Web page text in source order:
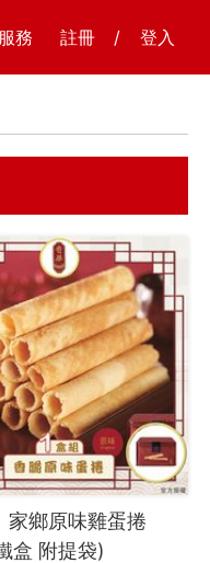
務 註冊 / 登入
家鄉原味雞蛋捲
盒 附提袋)